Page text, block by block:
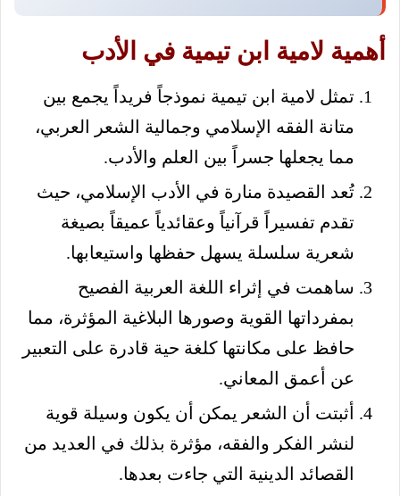
أهمية لامية ابن تيمية في الأدب
تمثل لامية ابن تيمية نموذجاً فريداً يجمع بين
متانة الفقه الإسلامي وجمالية الشعر العربي،
مما يجعلها جسراً بين العلم والأدب.
تُعد القصيدة منارة في الأدب الإسلامي، حيث
تقدم تفسيراً قرآنياً وعقائدياً عميقاً بصيغة
شعرية سلسلة يسهل حفظها واستيعابها.
ساهمت في إثراء اللغة العربية الفصيح
بمفرداتها القوية وصورها البلاغية المؤثرة، مما
حافظ على مكانتها كلغة حية قادرة على التعبير
عن أعمق المعاني.
أثبتت أن الشعر يمكن أن يكون وسيلة قوية
لنشر الفكر والفقه، مؤثرة بذلك في العديد من
القصائد الدينية التي جاءت بعدها.